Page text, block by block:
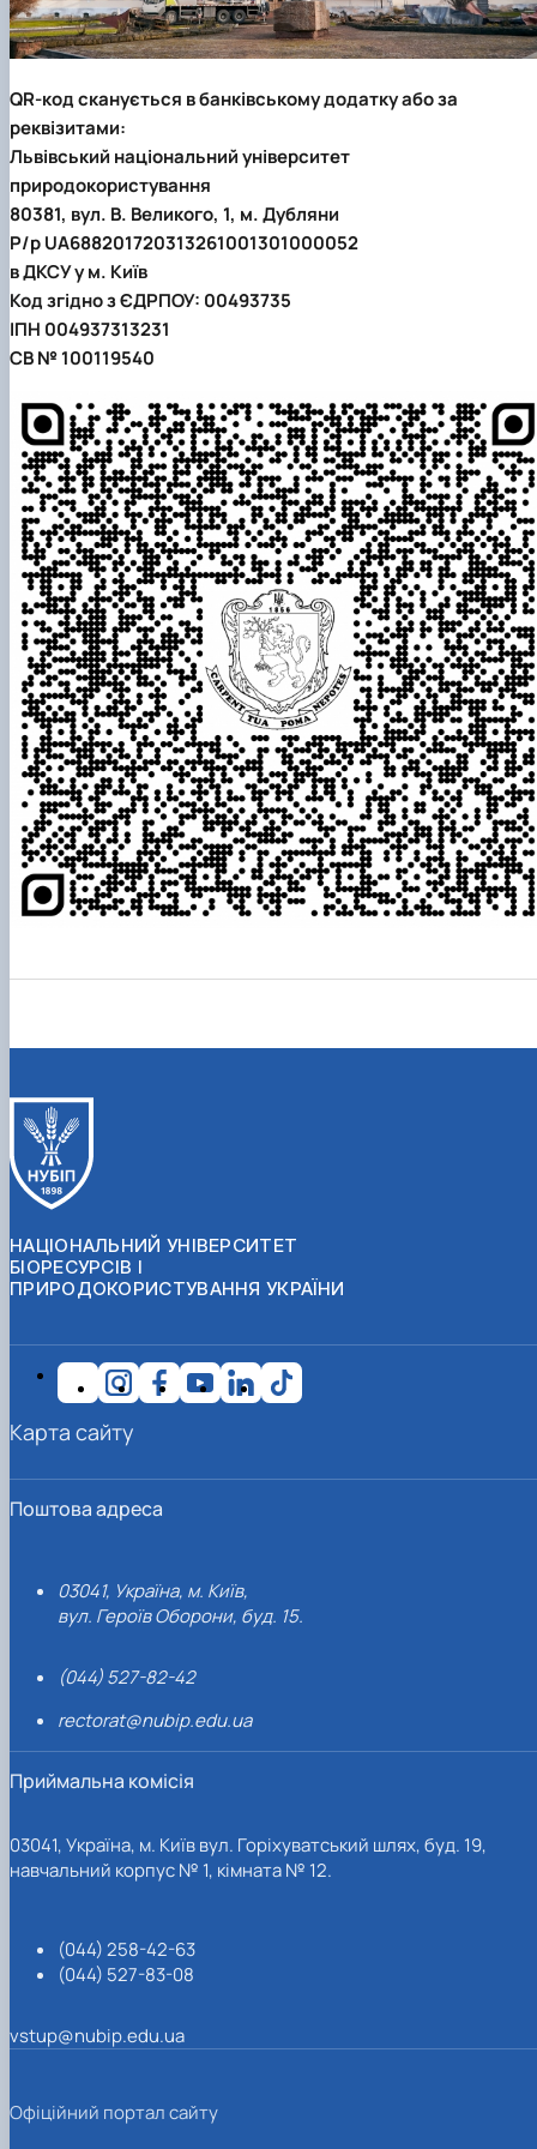
QR-код сканується в банківському додатку або за
реквізитами:
Львівський національний університет
природокористування
80381, вул. В. Великого, 1, м. Дубляни
Р/р UA688201720313261001301000052
в ДКСУ у м. Київ
Код згідно з ЄДРПОУ: 00493735
ІПН 004937313231
СВ № 100119540
НАЦІОНАЛЬНИЙ УНІВЕРСИТЕТ
БІОРЕСУРСІВ І
ПРИРОДОКОРИСТУВАННЯ УКРАЇНИ
Поштова адреса
03041, Україна, м. Київ,
вул. Героїв Оборони, буд. 15.
(044) 527-82-42
rectorat@nubip.edu.ua
Приймальна комісія
03041, Україна, м. Київ вул. Горіхуватський шлях, буд. 19,
навчальний корпус № 1, кімната № 12.
(044) 258-42-63
(044) 527-83-08
vstup@nubip.edu.ua
Карта сайту
Офіційний портал сайту